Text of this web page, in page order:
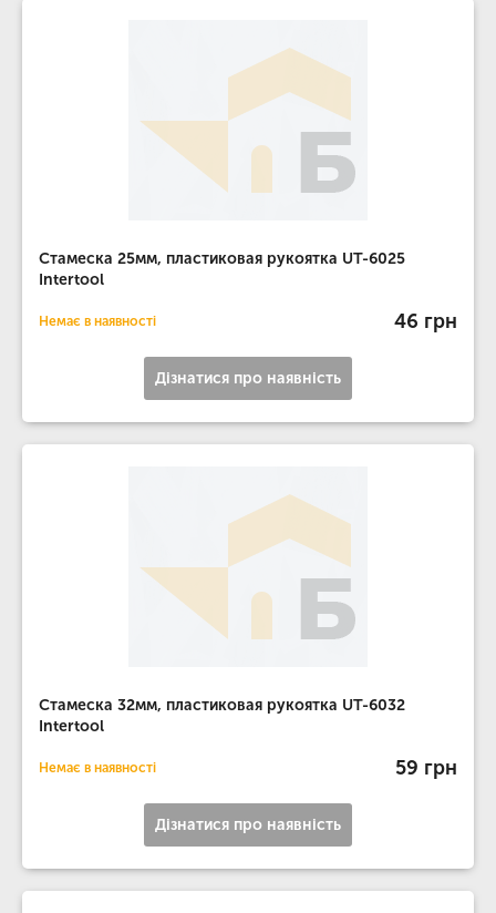
Стамеска 25мм, пластиковая рукоятка UT-6025
Intertool
Немає в наявності 46 грн
Дізнатися про наявність
Стамеска 32мм, пластиковая рукоятка UT-6032
Intertool
Немає в наявності 59 грн
Дізнатися про наявність